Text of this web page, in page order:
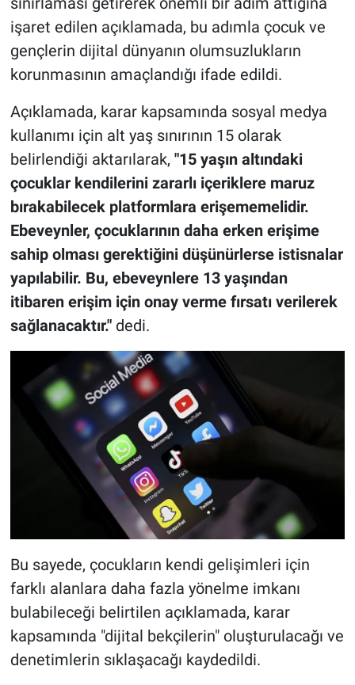
işaret edilen açıklamada, bu adımla çocuk ve
gençlerin dijital dünyanın olumsuzlukların
korunmasının amaçlandığı ifade edildi.
Açıklamada, karar kapsamında sosyal medya
kullanımı için alt yaş sınırının 15 olarak
belirlendiği aktarılarak, "15 yaşın altındaki
çocuklar kendilerini zararlı içeriklere maruz
bırakabilecek platformlara erişememelidir.
Ebeveynler, çocuklarının daha erken erişime
sahip olması gerektiğini düşünürlerse istisnalar
yapılabilir. Bu, ebeveynlere 13 yaşından
itibaren erişim için onay verme fırsatı verilerek
sağlanacaktır."dedi.
Bu sayede, çocukların kendi gelişimleri için
farklı alanlara daha fazla yönelme imkanı
bulabileceği belirtilen açıklamada, karar
kapsamında "dijital bekçilerin" oluşturulacağı ve
denetimlerin sıklaşacağı kaydedildi.